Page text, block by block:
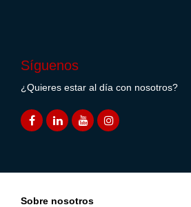
Síguenos
¿Quieres estar al día con nosotros?
Sobre nosotros